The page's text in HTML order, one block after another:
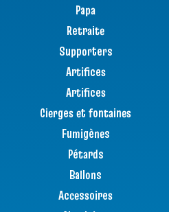
Papa
Retraite
Supporters
Artifices
Artifices
Cierges et fontaines
Fumigènes
Pétards
Ballons
Accessoires